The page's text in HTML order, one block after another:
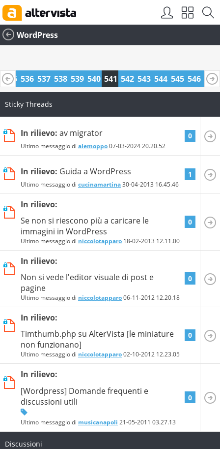
WordPress
535 536 537 538 539 540 541 542 543 544 545 546 547
Sticky Threads
In rilievo: av migrator
Ultimo messaggio di alemoppo07-03-202420.20.52
0
In rilievo: Guida a WordPress
Ultimo messaggio di cucinamartina30-04-2013 16.45.46
1
In rilievo:
Se non si riescono più a caricare le
immagini in WordPress
Ultimo messaggio di niccolotapparo 18-02-2013 12.11.00
0
In rilievo:
Non si vede l'editor visuale di post e
pagine
Ultimo messaggio di niccolotapparo06-11-2012 12.20.18
0
In rilievo:
Timthumb.php su AlterVista [le miniature
non funzionano]
Ultimo messaggio di niccolotapparo02-10-2012 12.23.05
0
In rilievo:
[Wordpress] Domande frequenti e
discussioni utili
Ultimo messaggio di musicanapoli 21-05-2011 03.27.13
0
Discussioni